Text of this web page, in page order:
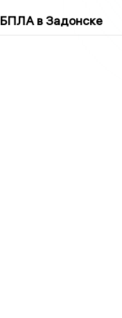
в Задонске